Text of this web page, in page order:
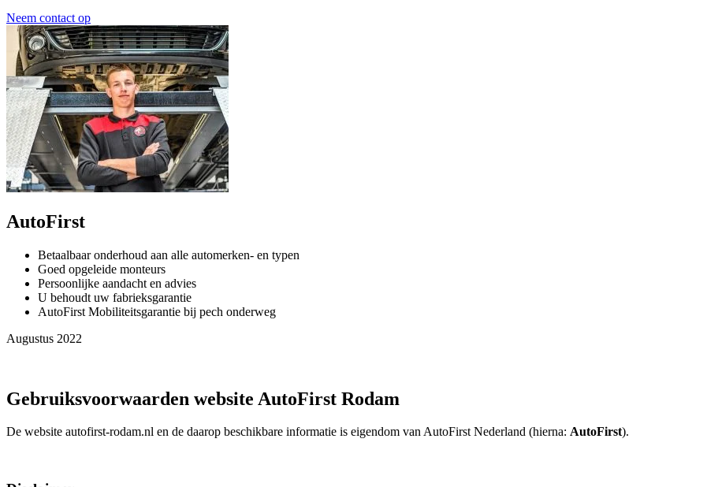
Neem contact op
AutoFirst
Betaalbaar onderhoud aan alle automerken- en typen
Goed opgeleide monteurs
Persoonlijke aandacht en advies
U behoudt uw fabrieksgarantie
AutoFirst Mobiliteitsgarantie bij pech onderweg
Augustus 2022
Gebruiksvoorwaarden website AutoFirst Rodam
De website autofirst-rodam.nl en de daarop beschikbare informatie is eigendom van AutoFirst Nederland (hierna: AutoFirst).